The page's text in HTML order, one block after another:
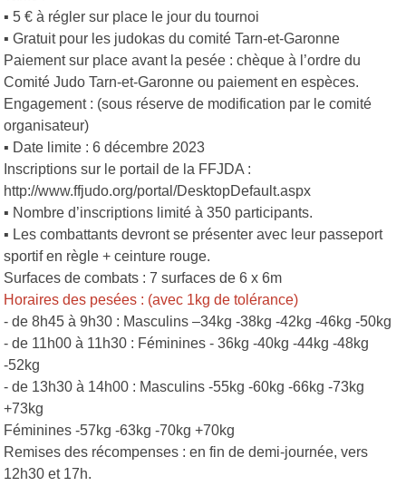
▪ 5 € à régler sur place le jour du tournoi
▪ Gratuit pour les judokas du comité Tarn-et-Garonne
Paiement sur place avant la pesée : chèque à l’ordre du
Comité Judo Tarn-et-Garonne ou paiement en espèces.
Engagement : (sous réserve de modification par le comité
organisateur)
▪ Date limite : 6 décembre 2023
Inscriptions sur le portail de la FFJDA :
http://www.ffjudo.org/portal/DesktopDefault.aspx
▪ Nombre d’inscriptions limité à 350 participants.
▪ Les combattants devront se présenter avec leur passeport
sportif en règle + ceinture rouge.
Surfaces de combats : 7 surfaces de 6 x 6m
Horaires des pesées : (avec 1kg de tolérance)
- de 8h45 à 9h30 : Masculins –34kg -38kg -42kg -46kg -50kg
- de 11h00 à 11h30 : Féminines - 36kg -40kg -44kg -48kg
-52kg
- de 13h30 à 14h00 : Masculins -55kg -60kg -66kg -73kg
+73kg
Féminines -57kg -63kg -70kg +70kg
Remises des récompenses : en fin de demi-journée, vers
12h30 et 17h.